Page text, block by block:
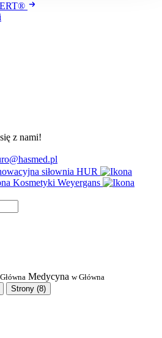
z nami!
siłownia HUR
Kosmetyki Weyergans
Medycyna w Główna
Strony (8)